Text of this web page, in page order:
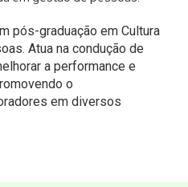
pós-graduação em Cultura
Atua na condução de
a performance e
o
em diversos